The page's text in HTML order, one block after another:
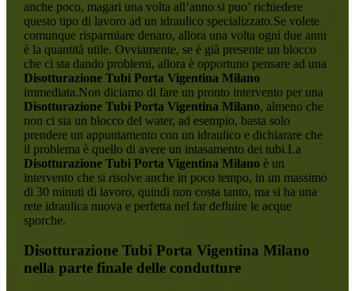
anche poco, magari una volta all’anno si puo’ richiedere
questo tipo di lavoro ad un idraulico specializzato.Se volete
comunque risparmiare denaro, allora una volta ogni due anni
è la quantità utile. Ovviamente, se è già presente un blocco
che ci sta dando problemi, allora è opportuno pensare ad una
Disotturazione Tubi Porta Vigentina Milano
immediata.Non diciamo di fare un pronto intervento per una
Disotturazione Tubi Porta Vigentina Milano, almeno che
non ci sia un blocco del water, ad esempio, basta solo
prendere un appuntamento con un idraulico e dichiarare che
il problema è quello di avere un intasamento dei tubi.La
Disotturazione Tubi Porta Vigentina Milanoè un
intervento che si risolve anche in poco tempo, in un massimo
di 30 minuti di lavoro, quindi non costa tanto, ma si ha una
rete idraulica nuova e perfetta nel far defluire le acque
sporche.
Disotturazione Tubi Porta Vigentina Milano
nella parte finale delle condutture